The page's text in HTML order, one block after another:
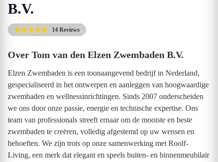
B.V.
14 Reviews
Over Tom van den Elzen Zwembaden B.V.
Elzen Zwembaden is een toonaangevend bedrijf in Nederland,
gespecialiseerd in het ontwerpen en aanleggen van hoogwaardige
zwembaden en wellnessinrichtingen. Sinds 2007 onderscheiden
we ons door onze passie, energie en technische expertise. Ons
team van professionals streeft ernaar om de mooiste en beste
zwembaden te creëren, volledig afgestemd op uw wensen en
behoeften. We zijn trots op onze samenwerking met Roolf-
Living, een merk dat elegant en speels buiten- en binnenmeubilair